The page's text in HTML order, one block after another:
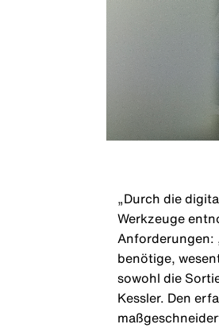
„Durch die
Werkzeuge
Anforderungen:
benötige,
sowohl die
Kessler. Den